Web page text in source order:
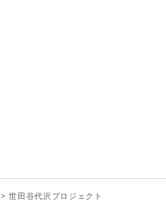
>世田谷代沢プロジェクト